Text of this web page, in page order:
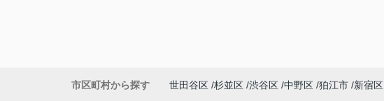
市区町村から探す 世田谷区 杉並区 渋谷区 中野区 狛江市 新宿区